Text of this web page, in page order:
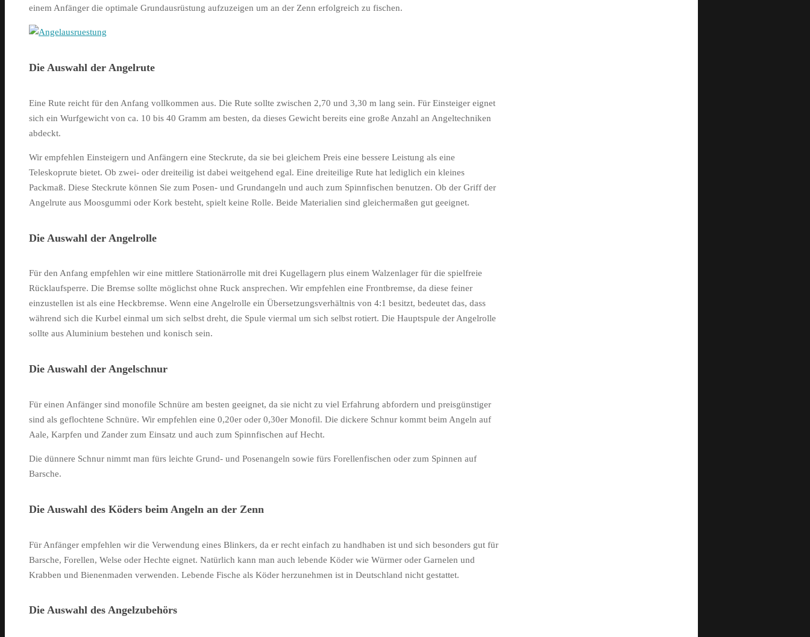
einem Anfänger die optimale Grundausrüstung aufzuzeigen um an der Zenn erfolgreich zu fischen.
Die Auswahl der Angelrute
Eine Rute reicht für den Anfang vollkommen aus. Die Rute sollte zwischen 2,70 und 3,30 m lang sein. Für Einsteiger eignet
sich ein Wurfgewicht von ca. 10 bis 40 Gramm am besten, da dieses Gewicht bereits eine große Anzahl an Angeltechniken
abdeckt.
Wir empfehlen Einsteigern und Anfängern eine Steckrute, da sie bei gleichem Preis eine bessere Leistung als eine
Teleskoprute bietet. Ob zwei- oder dreiteilig ist dabei weitgehend egal. Eine dreiteilige Rute hat lediglich ein kleines
Packmaß. Diese Steckrute können Sie zum Posen- und Grundangeln und auch zum Spinnfischen benutzen. Ob der Griff der
Angelrute aus Moosgummi oder Kork besteht, spielt keine Rolle. Beide Materialien sind gleichermaßen gut geeignet.
Die Auswahl der Angelrolle
Für den Anfang empfehlen wir eine mittlere Stationärrolle mit drei Kugellagern plus einem Walzenlager für die spielfreie
Rücklaufsperre. Die Bremse sollte möglichst ohne Ruck ansprechen. Wir empfehlen eine Frontbremse, da diese feiner
einzustellen ist als eine Heckbremse. Wenn eine Angelrolle ein Übersetzungsverhältnis von 4:1 besitzt, bedeutet das, dass
während sich die Kurbel einmal um sich selbst dreht, die Spule viermal um sich selbst rotiert. Die Hauptspule der Angelrolle
sollte aus Aluminium bestehen und konisch sein.
Die Auswahl der Angelschnur
Für einen Anfänger sind monofile Schnüre am besten geeignet, da sie nicht zu viel Erfahrung abfordern und preisgünstiger
sind als geflochtene Schnüre. Wir empfehlen eine 0,20er oder 0,30er Monofil. Die dickere Schnur kommt beim Angeln auf
Aale, Karpfen und Zander zum Einsatz und auch zum Spinnfischen auf Hecht.
Die dünnere Schnur nimmt man fürs leichte Grund- und Posenangeln sowie fürs Forellenfischen oder zum Spinnen auf
Barsche.
Die Auswahl des Köders beim Angeln an der Zenn
Für Anfänger empfehlen wir die Verwendung eines Blinkers, da er recht einfach zu handhaben ist und sich besonders gut für
Barsche, Forellen, Welse oder Hechte eignet. Natürlich kann man auch lebende Köder wie Würmer oder Garnelen und
Krabben und Bienenmaden verwenden. Lebende Fische als Köder herzunehmen ist in Deutschland nicht gestattet.
Die Auswahl des Angelzubehörs